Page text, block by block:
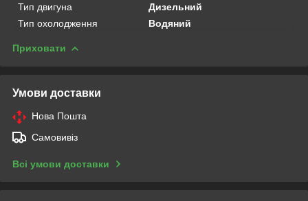
Тип двигуна
Дизельний
Тип охолодження
Водяний
Приховати
Умови доставки
Нова Пошта
Самовивіз
Всі умови доставки